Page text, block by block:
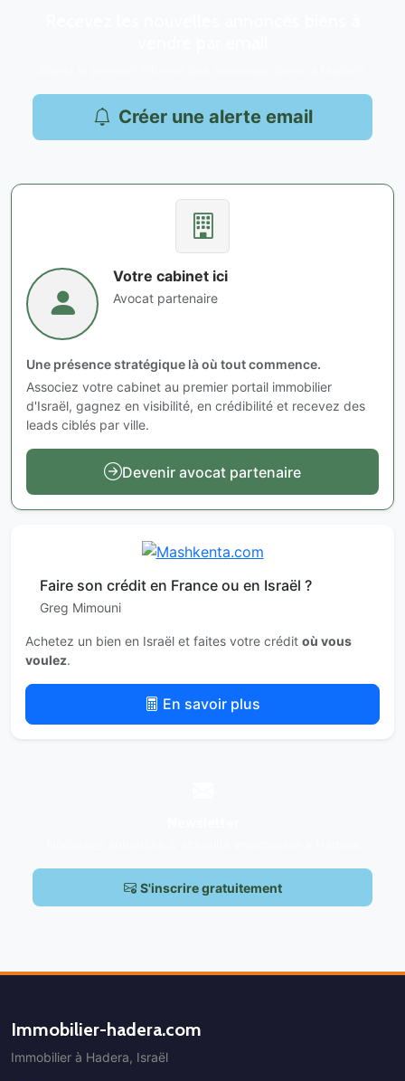
Créer une alerte email
Votre cabinet ici
Avocat partenaire
Une présence stratégique là où tout commence.
Associez votre cabinet au premier portail immobilier
d'Israël, gagnez en visibilité, en crédibilité et recevez des
leads ciblés par ville.
Devenir avocat partenaire
Faire son crédit en France ou en Israël ?
Greg Mimouni
Achetez un bien en Israël et faites votre crédit où vous
voulez.
En savoir plus
S'inscrire gratuitement
Immobilier-hadera.com
Immobilier à Hadera, Israël